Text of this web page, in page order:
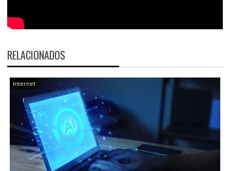
RELACIONADOS
Internet